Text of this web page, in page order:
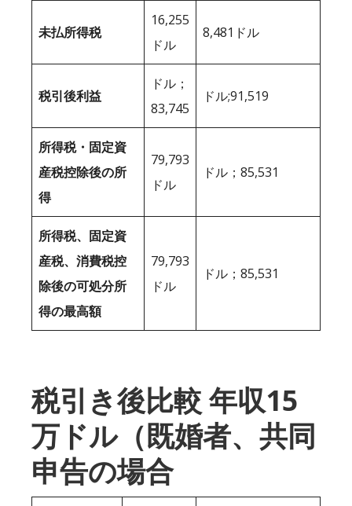
未払所得税
16,255
ドル
8,481ドル
税引後利益
ドル；
83,745
ドル;91,519
所得税・固定資
産税控除後の所
得
79,793
ドル
ドル；85,531
所得税、固定資
産税、消費税控
除後の可処分所
得の最高額
79,793
ドル
ドル；85,531
税引き後比較 年収15
万ドル（既婚者、共同
申告の場合